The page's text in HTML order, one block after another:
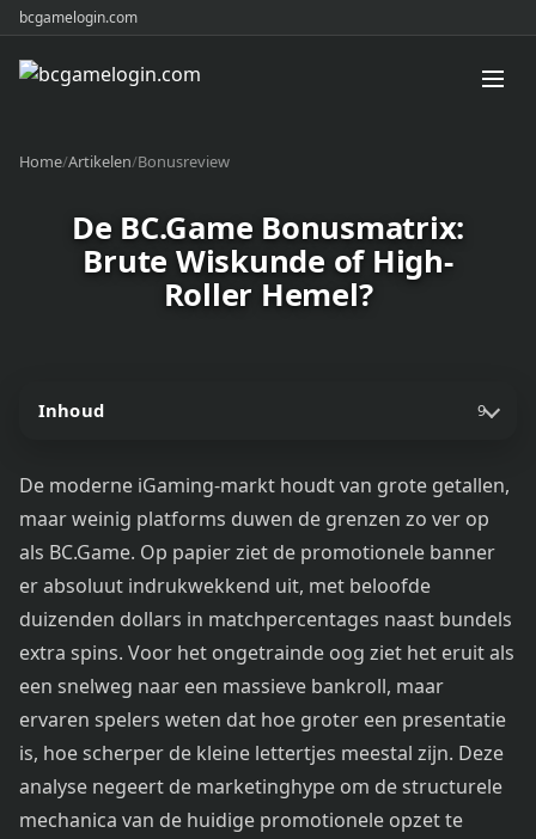
bcgamelogin.com
Home/Artikelen/Bonusreview
De BC.Game Bonusmatrix:
Brute Wiskunde of High-
Roller Hemel?
Inhoud 9
De moderne iGaming-markt houdt van grote getallen,
maar weinig platforms duwen de grenzen zo ver op
als BC.Game. Op papier ziet de promotionele banner
er absoluut indrukwekkend uit, met beloofde
duizenden dollars in matchpercentages naast bundels
extra spins. Voor het ongetrainde oog ziet het eruit als
een snelweg naar een massieve bankroll, maar
ervaren spelers weten dat hoe groter een presentatie
is, hoe scherper de kleine lettertjes meestal zijn. Deze
analyse negeert de marketinghype om de structurele
mechanica van de huidige promotionele opzet te